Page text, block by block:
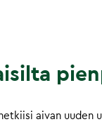
aivan